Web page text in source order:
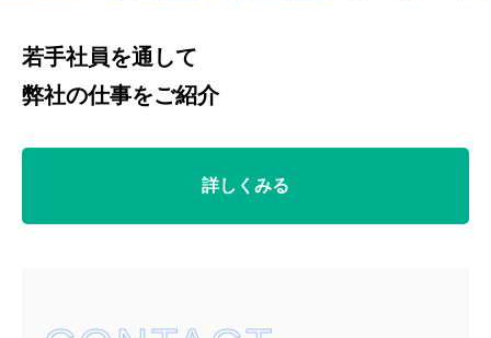
若手社員を通して
弊社の仕事をご紹介
詳しくみる